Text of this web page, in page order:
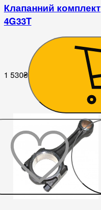
Клапанний комплект
4G33T
1 530₴